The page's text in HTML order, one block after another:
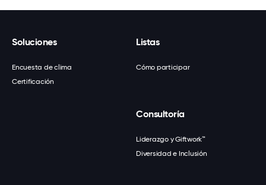
Soluciones
Encuesta de clima
Certificación
Listas
Cómo participar
Consultoría
Liderazgo y Giftwork™
Diversidad e Inclusión